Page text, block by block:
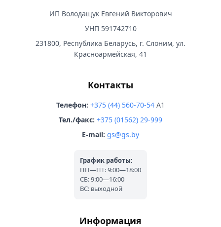
ИП Володащук Евгений Викторович
УНП 591742710
231800, Республика Беларусь, г. Слоним, ул.
Красноармейская, 41
Контакты
Телефон: +375 (44) 560-70-54 A1
Тел./факс: +375 (01562) 29-999
E-mail: gs@gs.by
График работы:
ПН—ПТ: 9:00—18:00
СБ: 9:00—16:00
ВС: выходной
Информация